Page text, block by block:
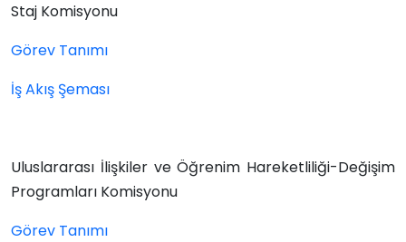
Staj Komisyonu
Görev Tanımı
İş Akış Şeması
Uluslararası İlişkiler ve Öğrenim Hareketliliği-Değişim
Programları Komisyonu
Görev Tanımı